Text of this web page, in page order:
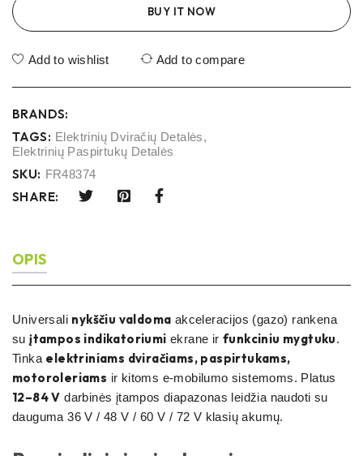
BUY IT NOW
Add to wishlist Add to compare
BRANDS:
TAGS: Elektrinių Dviračių Detalės,
Elektrinių Paspirtukų Detalės
SKU: FR48374
SHARE:
OPIS
Universali nykščiu valdoma akceleracijos (gazo) rankena
suįtampos indikatoriumi ekrane irfunkciniu mygtuku.
Tinka elektriniams dviračiams, paspirtukams,
motoroleriams ir kitoms e-mobilumo sistemoms. Platus
12–84 V darbinės įtampos diapazonas leidžia naudoti su
dauguma 36 V / 48 V / 60 V / 72 V klasių akumų.